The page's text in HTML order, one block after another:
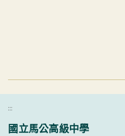
:::
國立馬公高級中學